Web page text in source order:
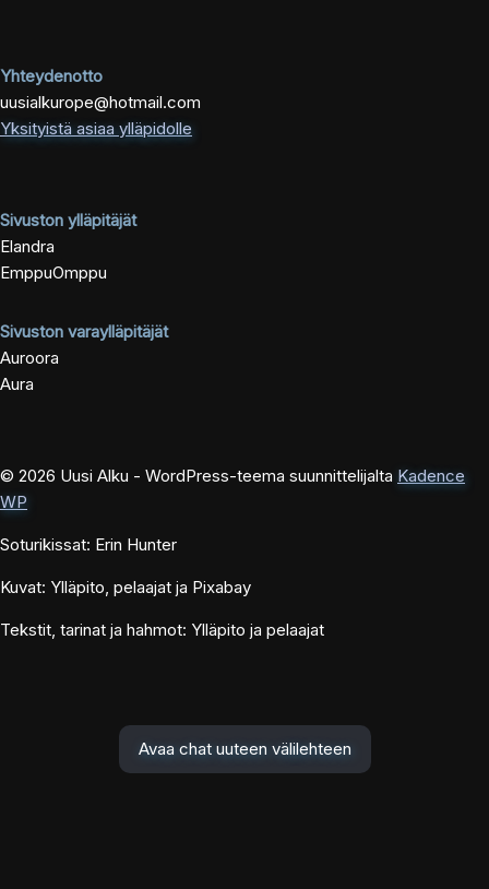
Yhteydenotto
uusialkurope@hotmail.com
Yksityistä asiaa ylläpidolle
Sivuston ylläpitäjät
Elandra
EmppuOmppu
Sivuston varaylläpitäjät
Auroora
Aura
© 2026 Uusi Alku - WordPress-teema suunnittelijalta Kadence
WP
Soturikissat: Erin Hunter
Kuvat: Ylläpito, pelaajat ja Pixabay
Tekstit, tarinat ja hahmot: Ylläpito ja pelaajat
Avaa chat uuteen välilehteen